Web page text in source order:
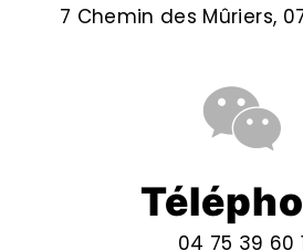
7 Chemin des Mûriers,
04 75 39 60